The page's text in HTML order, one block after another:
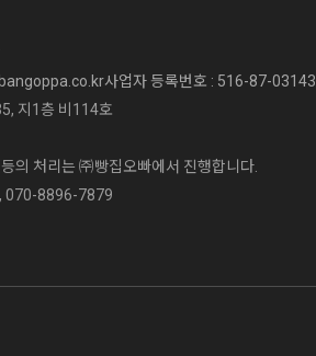
사업자 등록번호 : 516-87-03143
지1층 비114호
의 처리는 ㈜빵집오빠에서 진행합니다.
070-8896-7879